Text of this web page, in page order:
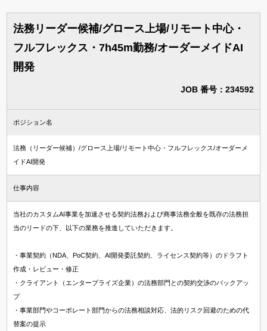
法務リーダー候補/グロース上場/リモート中心・
フルフレックス・7h45m勤務/オーダーメイドAI
開発
JOB 番号：234592
ポジション名
法務（リーダー候補）/グロース上場/リモート中心・フルフレックス/オーダーメ
イドAI開発
仕事内容
当社のカスタムAI事業を加速させる契約法務および商事法務全般を既存の法務担
当のリードの下、以下の業務を推進していただきます。
・事業契約（NDA、PoC契約、AI開発委託契約、ライセンス契約等）のドラフト
作成・レビュー・修正
・クライアント（エンタープライズ企業）の法務部門との契約交渉のバックアッ
プ
・事業部門やコーポレート部門からの法務相談対応、法的リスク回避のための代
替案の提示